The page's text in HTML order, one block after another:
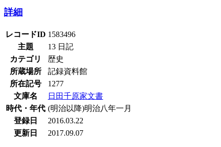
詳細
レコードID 1583496
主題
13 日記
カテゴリ
歴史
所蔵場所
記録資料館
所在記号
1277
文庫名
日田千原家文書
時代・年代 (明治以降)明治八年一月
登録日
2016.03.22
更新日
2017.09.07